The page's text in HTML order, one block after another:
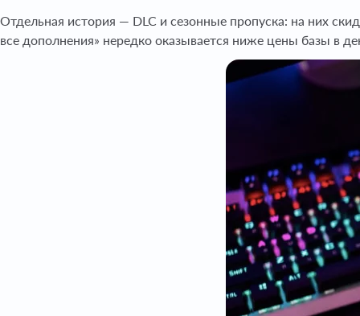
Отдельная история — DLC и сезонные пропуска: на них
все дополнения» нередко оказывается ниже цены базы в